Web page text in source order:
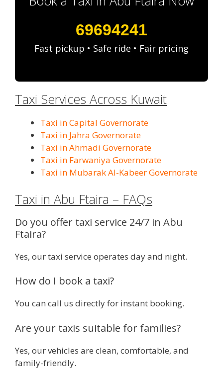
69694241
Fast pickup • Safe ride • Fair pricing
Taxi Services Across Kuwait
Taxi in Capital Governorate
Taxi in Jahra Governorate
Taxi in Ahmadi Governorate
Taxi in Farwaniya Governorate
Taxi in Mubarak Al-Kabeer Governorate
Taxi in Abu Ftaira – FAQs
Do you offer taxi service 24/7 in Abu
Ftaira?
Yes, our taxi service operates day and night.
How do I book a taxi?
You can call us directly for instant booking.
Are your taxis suitable for families?
Yes, our vehicles are clean, comfortable, and
family-friendly.